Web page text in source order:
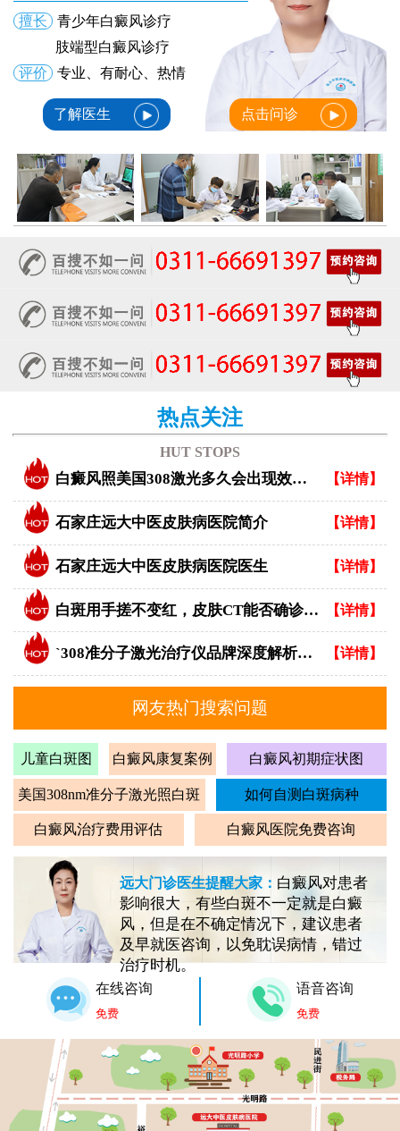
擅长
青少年白癜风诊疗
肢端型白癜风诊疗
评价
专业、有耐心、热情
了解医生 点击问诊
热点关注
HUT STOPS
白癜风照美国308激光多久会出现效果？ 【详情】
石家庄远大中医皮肤病医院简介 【详情】
石家庄远大中医皮肤病医院医生 【详情】
白斑用手搓不变红，皮肤CT能否确诊白癜风？ 【详情】
`308准分子激光治疗仪品牌深度解析：专业视角下的优选指南` 【详情】
网友热门搜索问题
儿童白斑图 白癜风康复案例 白癜风初期症状图
美国308nm准分子激光照白斑 如何自测白斑病种
白癜风治疗费用评估 白癜风医院免费咨询
远大门诊医生提醒大家： 白癜风对患者
影响很大，有些白斑不一定就是白癜
风，但是在不确定情况下，建议患者
及早就医咨询，以免耽误病情，错过
治疗时机。
在线咨询
免费
语音咨询
免费